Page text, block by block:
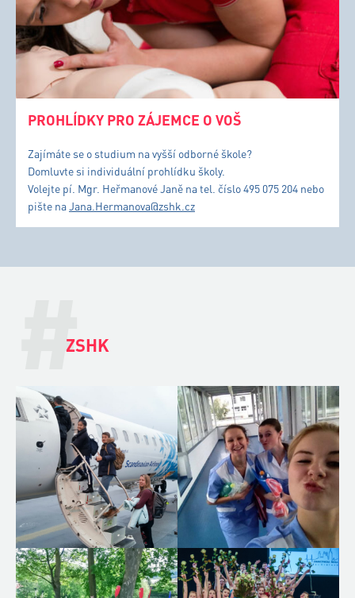
PROHLÍDKY PRO ZÁJEMCE O VOŠ
Zajímáte se o studium na vyšší odborné škole?
Domluvte si individuální prohlídku školy.
Volejte pí. Mgr. Heřmanové Janě na tel. číslo 495 075 204 nebo
pište naJana.Hermanova@zshk.cz
#
ZSHK